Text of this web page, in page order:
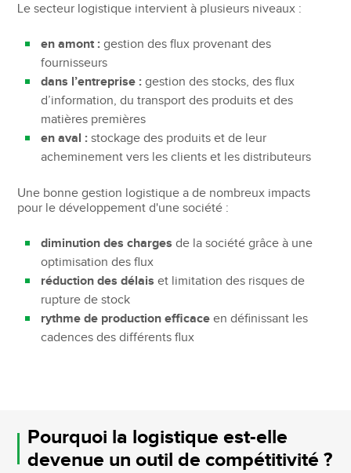
Le secteur logistique intervient à plusieurs niveaux :
en amont :gestion des flux provenant des
fournisseurs
dans l’entreprise : gestion des stocks, des flux
d’information, du transport des produits et des
matières premières
en aval :stockage des produits et de leur
acheminement vers les clients et les distributeurs
Une bonne gestion logistique a de nombreux impacts
pour le développement d'une société :
diminution des chargesde la société grâce à une
optimisation des flux
réduction des délaiset limitation des risques de
rupture de stock
rythme de production efficace en définissant les
cadences des différents flux
Pourquoi la logistique est-elle
devenue un outil de compétitivité ?